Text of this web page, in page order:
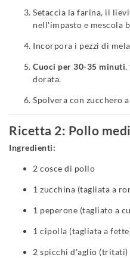
Setaccia la farina, il
nell'impasto e mescola
Incorpora i pezzi di
Cuoci per 30-35 minuti,
dorata.
Spolvera con zucchero
Ricetta 2: Pollo
Ingredienti:
2 cosce di pollo
1 zucchina (tagliata a
1 peperone (tagliato a
1 cipolla (tagliata a
2 spicchi d'aglio (tritati)